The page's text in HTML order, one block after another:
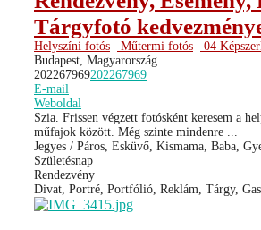
Tárgyfotó
Helyszíni fotós Műtermi fotós
04
Budapest, Magyarország
202267969202267969
E-mail
Weboldal
Szia. Frissen végzett fotósként keresem a
műfajok között. Még szinte mindenre ...
Jegyes / Páros, Esküvő, Kismama, Baba,
Születésnap
Rendezvény
Divat, Portré, Portfólió, Reklám, Tárgy,